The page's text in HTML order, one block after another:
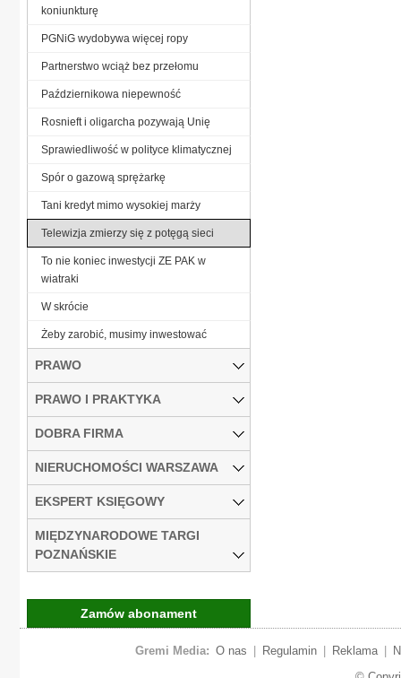
koniunkturę
PGNiG wydobywa więcej ropy
Partnerstwo wciąż bez przełomu
Październikowa niepewność
Rosnieft i oligarcha pozywają Unię
Sprawiedliwość w polityce klimatycznej
Spór o gazową sprężarkę
Tani kredyt mimo wysokiej marży
Telewizja zmierzy się z potęgą sieci
To nie koniec inwestycji ZE PAK w
wiatraki
W skrócie
Żeby zarobić, musimy inwestować
PRAWO
PRAWO I PRAKTYKA
DOBRA FIRMA
NIERUCHOMOŚCI WARSZAWA
EKSPERT KSIĘGOWY
MIĘDZYNARODOWE TARGI
POZNAŃSKIE
Zamów abonament
Gremi Media: O nas Regulamin Reklama